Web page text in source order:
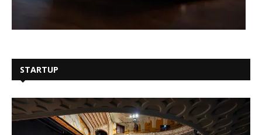
STARTUP